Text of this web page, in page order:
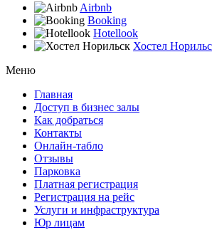
Airbnb
Booking
Hotellook
Хостел
Меню
Главная
Доступ в бизнес залы
Как добраться
Контакты
Онлайн-табло
Отзывы
Парковка
Платная регистрация
Регистрация на рейс
Услуги и инфраструктура
Юр лицам